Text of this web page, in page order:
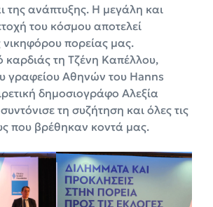
της ανάπτυξης. Η μεγάλη και
του κόσμου αποτελεί
πορείας μας.
καρδιάς τη Τζένη Καπέλλου,
γραφείου Αθηνών του Hanns
δημοσιογράφο Αλεξία
τη συζήτηση και όλες τις
που βρέθηκαν κοντά μας.